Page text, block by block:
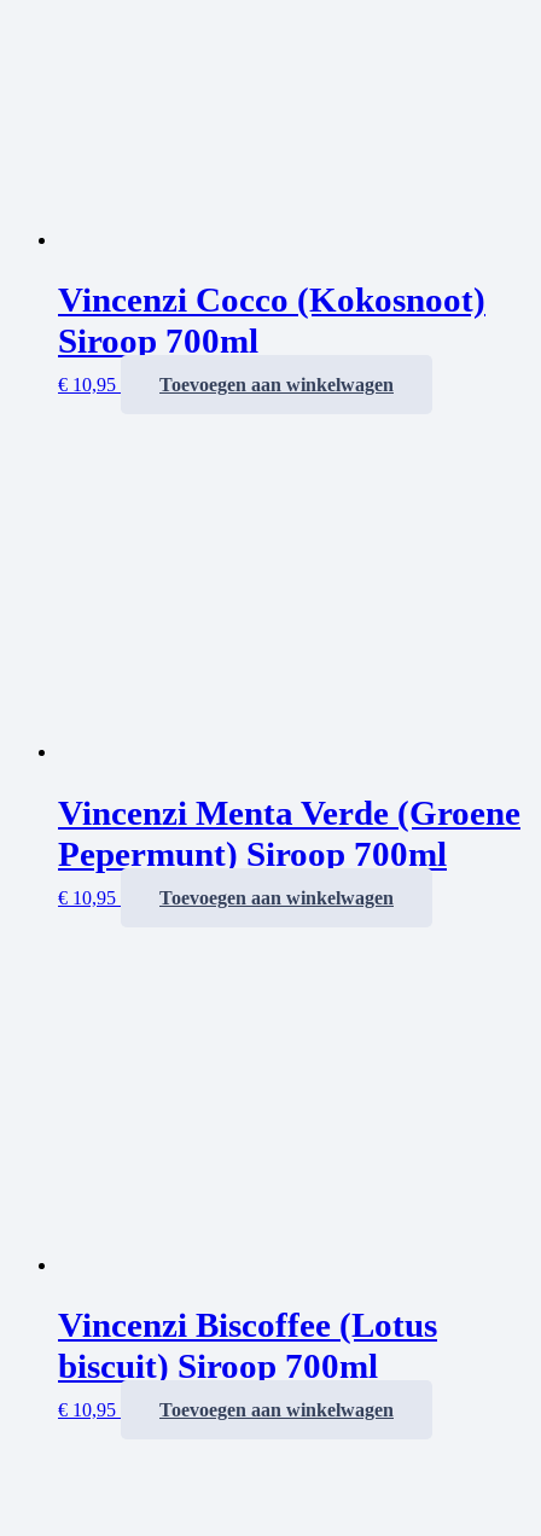
Vincenzi Cocco (Kokosnoot)
Siroop 700ml
€ 10,95 Toevoegen aan winkelwagen
Vincenzi Menta Verde (Groene
Pepermunt) Siroop 700ml
€ 10,95 Toevoegen aan winkelwagen
Vincenzi Biscoffee (Lotus
biscuit) Siroop 700ml
€ 10,95 Toevoegen aan winkelwagen